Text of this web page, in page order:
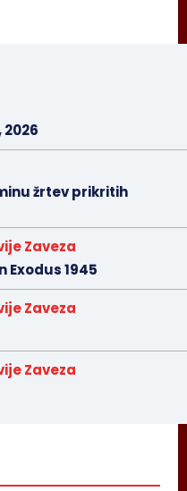
žrtev prikritih
Zaveza
Exodus 1945
Zaveza
Zaveza